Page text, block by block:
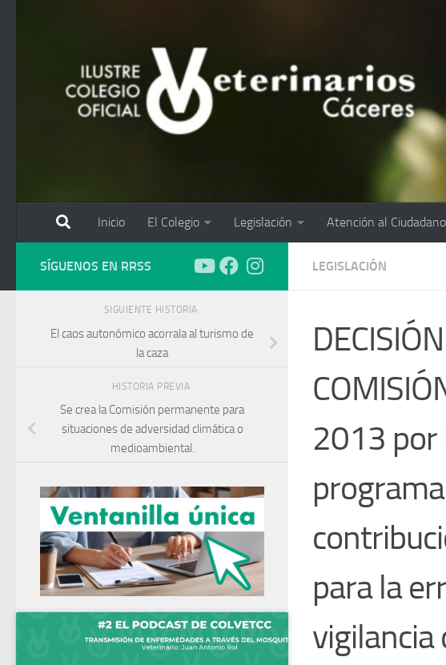
Inicio El Colegio Legislación Atención al Ciudadano
LEGISLACIÓN
2013 por
para la
vigilancia
SÍGUENOS EN RRSS
SIGUIENTE HISTORIA
El caos autonómico acorrala al turismo de
la caza
HISTORIA PREVIA
Se crea la Comisión permanente para
situaciones de adversidad climática o
medioambiental.